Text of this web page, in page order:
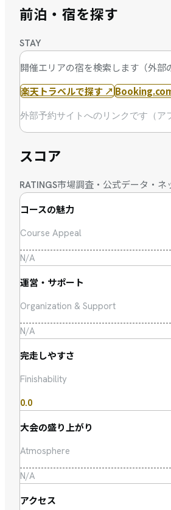
前泊・宿を探す
STAY
開催エリアの宿を検索します（外部
楽天トラベルで探す ↗
外部予約サイトへのリンクです（
スコア
RATINGS市場調査・公式データ・ネ
コースの魅力
Course Appeal
N/A
運営・サポート
Organization & Support
N/A
完走しやすさ
Finishability
0.0
大会の盛り上がり
Atmosphere
N/A
アクセス